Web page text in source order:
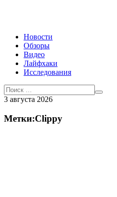
Новости
Обзоры
Видео
Лайфхаки
Исследования
3 августа 2026
Метки:Clippy